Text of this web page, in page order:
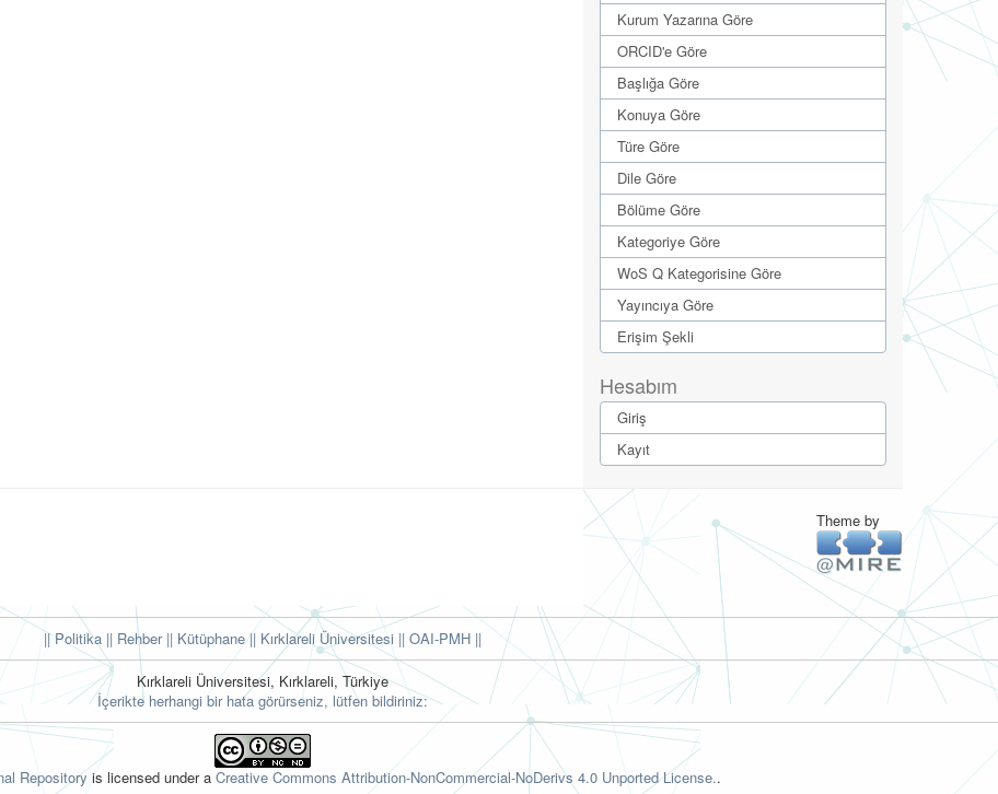
Kurum Yazarına Göre
ORCID'e Göre
Başlığa Göre
Konuya Göre
Türe Göre
Dile Göre
Bölüme Göre
Kategoriye Göre
WoS Q Kategorisine Göre
Yayıncıya Göre
Erişim Şekli
Hesabım
Giriş
Kayıt
Theme by
|| Politika || Rehber|| Kütüphane|| Kırklareli Üniversitesi || OAI-PMH ||
Kırklareli Üniversitesi, Kırklareli, Türkiye
İçerikte herhangi bir hata görürseniz, lütfen bildiriniz:
Repository is licensed under a Creative Commons Attribution-NonCommercial-NoDerivs 4.0 Unported License..